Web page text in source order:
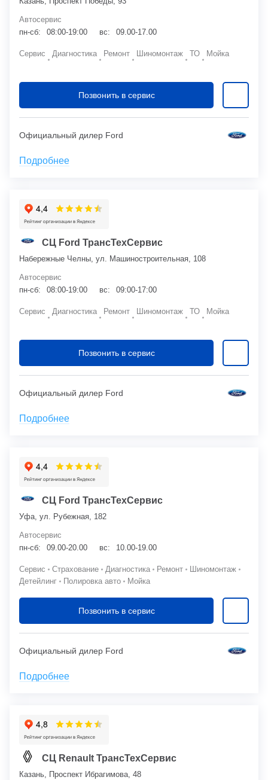
Автосервис
пн-сб:
08:00-19:00 вс: 09.00-17.00
Сервис Диагностика Ремонт Шиномонтаж ТО Мойка
Позвонить в сервис
Официальный дилер Ford
Подробнее
СЦ Ford ТрансТехСервис
Набережные Челны, ул. Машиностроительная, 108
Автосервис
пн-сб:
08:00-19:00 вс: 09:00-17:00
Сервис Диагностика Ремонт Шиномонтаж ТО Мойка
Позвонить в сервис
Официальный дилер Ford
Подробнее
СЦ Ford ТрансТехСервис
Уфа, ул. Рубежная, 182
Автосервис
пн-сб:
09.00-20.00 вс: 10.00-19.00
Сервис Страхование Диагностика Ремонт
Шиномонтаж
Детейлинг
Полировка авто Мойка
Позвонить в сервис
Официальный дилер Ford
Подробнее
СЦ Renault ТрансТехСервис
Казань, Проспект Ибрагимова, 48